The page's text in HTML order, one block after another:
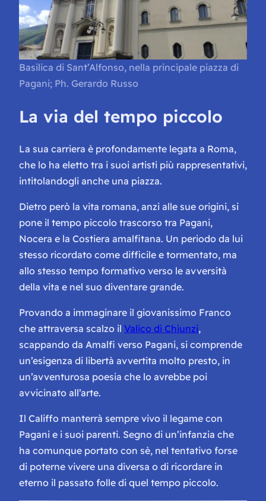
Basilica di Sant’Alfonso, nella principale piazza di
Pagani; Ph. Gerardo Russo
La via del tempo piccolo
La sua carriera è profondamente legata a Roma,
che lo ha eletto tra i suoi artisti più rappresentativi,
intitolandogli anche una piazza.
Dietro però la vita romana, anzi alle sue origini, si
pone il tempo piccolo trascorso tra Pagani,
Nocera e la Costiera amalfitana. Un periodo da lui
stesso ricordato come difficile e tormentato, ma
allo stesso tempo formativo verso le avversità
della vita e nel suo diventare grande.
Provando a immaginare il giovanissimo Franco
che attraversa scalzo il Valico di Chiunzi,
scappando da Amalfi verso Pagani, si comprende
un’esigenza di libertà avvertita molto presto, in
un’avventurosa poesia che lo avrebbe poi
avvicinato all’arte.
Il Califfo manterrà sempre vivo il legame con
Pagani e i suoi parenti. Segno di un’infanzia che
ha comunque portato con sè, nel tentativo forse
di poterne vivere una diversa o di ricordare in
eterno il passato folle di quel tempo piccolo.